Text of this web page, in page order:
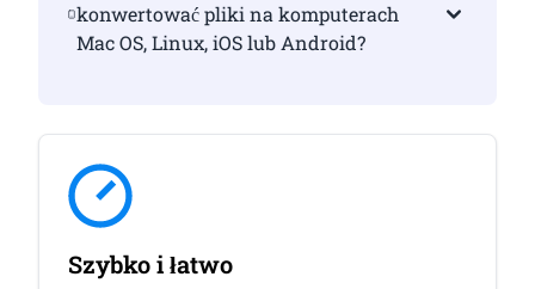
konwertować pliki na komputerach
Mac OS, Linux, iOS lub Android?
Szybko i łatwo